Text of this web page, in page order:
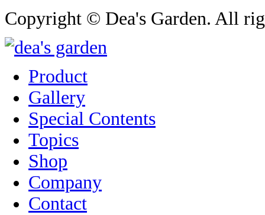
Copyright © Dea's Garden. All
Product
Gallery
Special Contents
Topics
Shop
Company
Contact